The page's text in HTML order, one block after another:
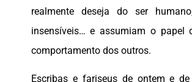
realmente deseja do ser
insensíveis… e assumiam o papel
comportamento dos outros.
Escribas e fariseus de ontem e